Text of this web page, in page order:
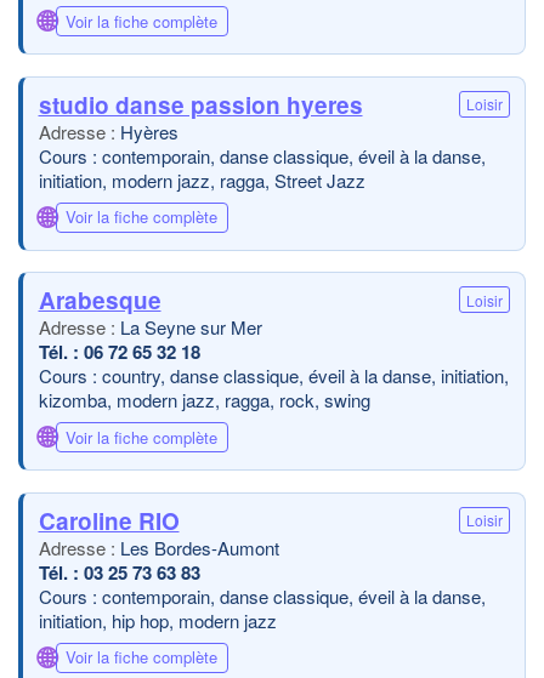
🌐 Voir la fiche complète
studio danse passion hyeres Loisir
Hyères
Cours : contemporain, danse classique, éveil à la danse,
initiation, modern jazz, ragga, Street Jazz
🌐 Voir la fiche complète
Arabesque Loisir
La Seyne sur Mer
06 72 65 32 18
Cours : country, danse classique, éveil à la danse, initiation,
kizomba, modern jazz, ragga, rock, swing
🌐 Voir la fiche complète
Caroline RIO Loisir
Les Bordes-Aumont
03 25 73 63 83
Cours : contemporain, danse classique, éveil à la danse,
initiation, hip hop, modern jazz
🌐 Voir la fiche complète